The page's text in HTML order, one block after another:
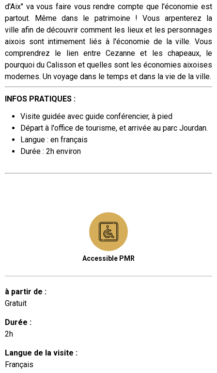
d'Aix" va vous faire vous rendre compte que l'économie est
partout. Même dans le patrimoine ! Vous arpenterez la
ville afin de découvrir comment les lieux et les personnages
aixois sont intimement liés à l'économie de la ville. Vous
comprendrez le lien entre Cezanne et les chapeaux, le
pourquoi du Calisson et quelles sont les économies aixoises
modernes. Un voyage dans le temps et dans la vie de la ville.
INFOS PRATIQUES :
Visite guidée avec guide conférencier, à pied
Départ à l'office de tourisme, et arrivée au parc Jourdan.
Langue : en français
Durée : 2h environ
Accessible PMR
à partir de :
Gratuit
Durée :
2h
Langue de la visite :
Français